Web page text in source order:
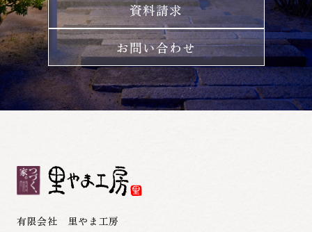
資料請求
お問い合わせ
有限会社 里やま工房